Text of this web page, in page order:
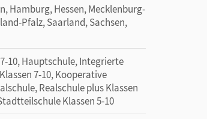
Hamburg, Hessen, Mecklenburg-
Pfalz, Saarland, Sachsen,
10, Hauptschule, Integrierte
7-10, Kooperative
Realschule plus Klassen
Klassen 5-10